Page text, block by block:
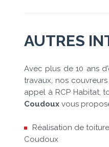
AUTRES
Avec plus de 10 ans
travaux, nos
appel à RCP Habitat,
Coudoux vous
Réalisation de
Coudoux